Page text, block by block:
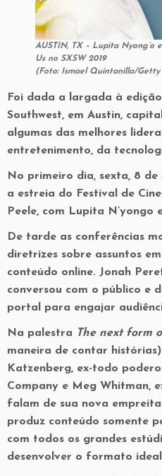
AUSTIN, TX – Lupita Nyong’o
Usno SXSW 2019
(Foto: Ismael Quintanilla/
Foi dada a largada à
Southwest, em Austin,
algumas das melhores
entretenimento, da
No primeiro dia, sexta, 8
a estreia do Festival de
Peele, com Lupita N’yongo
De tarde as conferências
diretrizes sobre assuntos
conteúdo online. Jonah
conversou com o público e
portal para engajar
Na palestra The next form
maneira de contar
Katzenberg, ex-todo
Company e Meg Whitman,
falam de sua nova
produz conteúdo somente
com todos os grandes
desenvolver o formato